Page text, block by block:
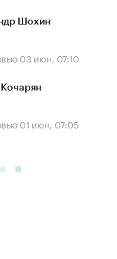
Шохин
03 июн, 07:10
01 июн, 07:05